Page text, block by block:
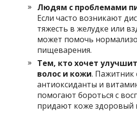
Людям с проблемами
Если часто возникают
тяжесть в желудке или
может помочь
пищеварения.
Тем, кто хочет
волос и кожи. Пажитник
антиоксиданты и
помогают бороться с
придают коже здоровый